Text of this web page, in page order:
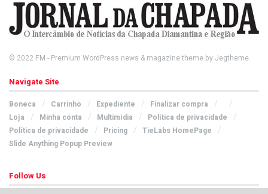
© 2022 FM - Premium WordPress news & magazine theme by Jegtheme.
Navigate Site
Boneca Carrinho Expediente
Finalizar compra
Loja
Minha conta Multimídia
Política de privacidade
Política de privacidade
Pricing
TieLabs HomePage
Slide Anything Popup Preview
Follow Us